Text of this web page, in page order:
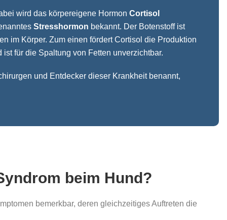
wird das körpereigene Hormon Cortisol
Stresshormon bekannt. Der Botenstoff ist
im Körper. Zum einen fördert Cortisol die Produktion
für die Spaltung von Fetten unverzichtbar.
und Entdecker dieser Krankheit benannt,
beim Hund?
bemerkbar, deren gleichzeitiges Auftreten die